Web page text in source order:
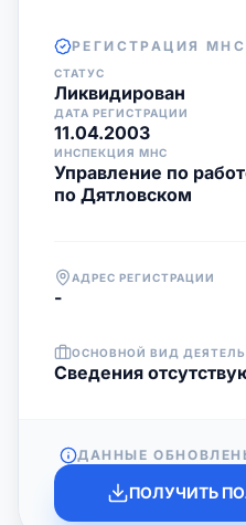
РЕГИСТРАЦИЯ МНС
СТАТУС
Ликвидирован
ДАТА РЕГИСТРАЦИИ
11.04.2003
ИНСПЕКЦИЯ МНС
Управление по
по Дятловском
АДРЕС РЕГИСТРАЦИИ
-
ОСНОВНОЙ ВИД
Cведения
ДАННЫЕ
ПОЛУЧИТЬ